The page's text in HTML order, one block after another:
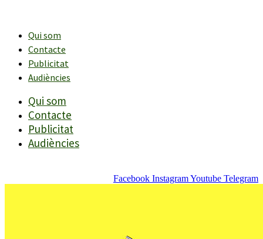
contingutQui som
Contacte
Publicitat
Audiències
Qui som
Contacte
Publicitat
Audiències
Facebook InstagramYoutube Telegram